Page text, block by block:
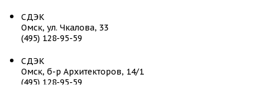
СДЭК
Омск, ул. Чкалова, 33
(495) 128-95-59
СДЭК
Омск, б-р Архитекторов, 14/1
(495) 128-95-59